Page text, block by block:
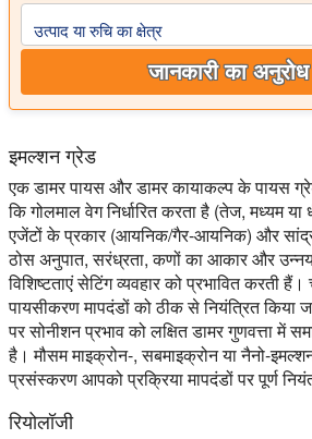
उत्पाद या रुचि का क्षेत्र
जानकारी का
इमल्शन ग्रेड
एक डामर पायस और डामर कायाकल्प के पायस
कि गोलमाल वेग निर्धारित करता है (तेज, मध्यम या
एजेंटों के प्रकार (आयनिक/गैर-आयनिक) और
ठोस अनुपात, सरंध्रता, कणों का आकार और
विशिष्टताएं सेटिंग व्यवहार को प्रभावित करती
पायसीकरण मापदंडों को ठीक से नियंत्रित किया
पर सोनीशन प्रभाव को लक्षित डामर गुणवत्ता में
है। मौसम माइक्रोन-, सबमाइक्रोन या नैनो-
प्रसंस्करण आपको प्रक्रिया मापदंडों पर पूर्ण
रियोलॉजी